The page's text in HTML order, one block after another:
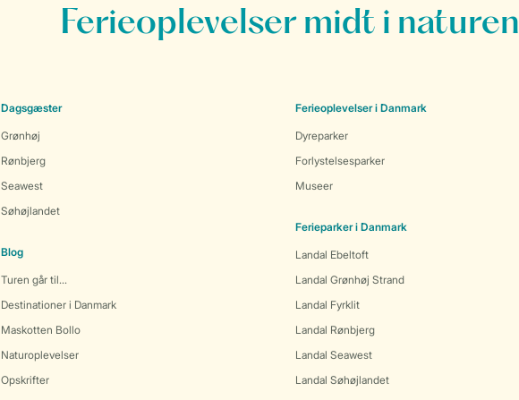
Ferieoplevelser midt i naturen
Dagsgæster
Grønhøj
Rønbjerg
Seawest
Søhøjlandet
Blog
Turen går til...
Destinationer i Danmark
Maskotten Bollo
Naturoplevelser
Opskrifter
Ferieoplevelser i Danmark
Dyreparker
Forlystelsesparker
Museer
Ferieparker i Danmark
Landal Ebeltoft
Landal Grønhøj Strand
Landal Fyrklit
Landal Rønbjerg
Landal Seawest
Landal Søhøjlandet